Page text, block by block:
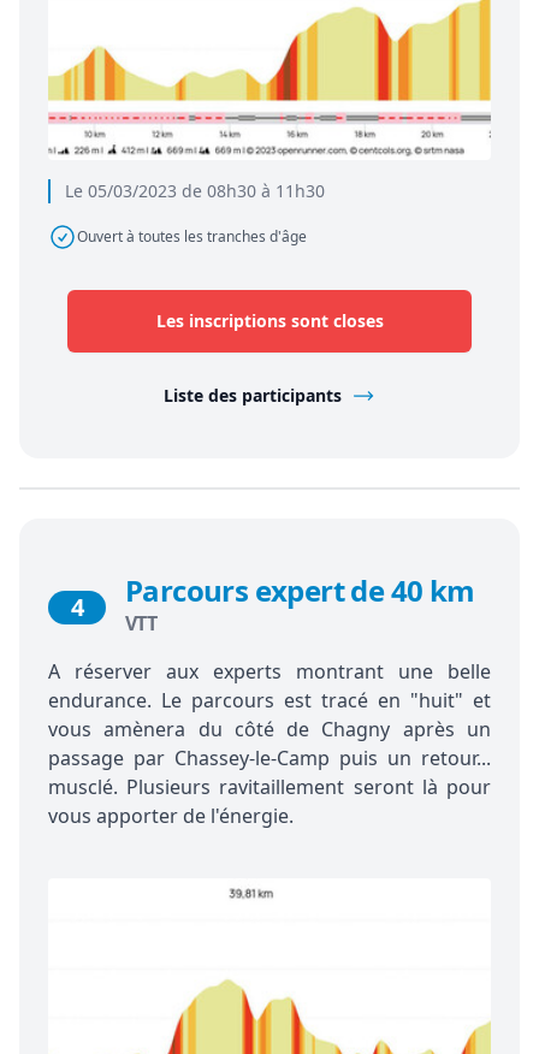
Le 05/03/2023 de 08h30 à 11h30
Ouvert à toutes les tranches d'âge
Les inscriptions sont closes
Liste des participants
4 Parcours expert de 40 km
VTT
A réserver aux experts montrant une belle
endurance. Le parcours est tracé en "huit" et
vous amènera du côté de Chagny après un
passage par Chassey-le-Camp puis un retour...
musclé. Plusieurs ravitaillement seront là pour
vous apporter de l'énergie.